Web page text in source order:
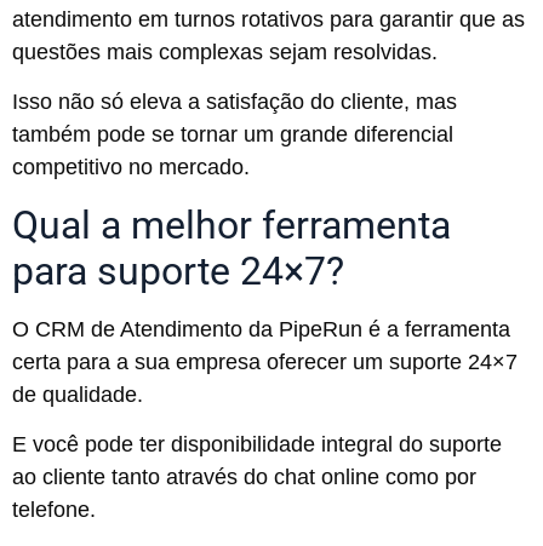
atendimento em turnos rotativos para garantir que as
questões mais complexas sejam resolvidas.
Isso não só eleva a satisfação do cliente, mas
também pode se tornar um grande diferencial
competitivo no mercado.
Qual a melhor ferramenta
para suporte 24×7?
O CRM de Atendimento da PipeRun é a ferramenta
certa para a sua empresa oferecer um suporte 24×7
de qualidade.
E você pode ter disponibilidade integral do suporte
ao cliente tanto através do chat online como por
telefone.